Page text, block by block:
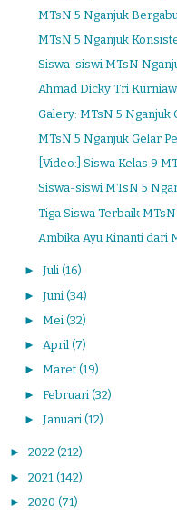
MTsN 5 Nganjuk
MTsN 5 Nganjuk
Siswa-siswi MTsN
Ahmad Dicky Tri
Galery: MTsN 5 Nganjuk
MTsN 5 Nganjuk Gelar
[Video:] Siswa Kelas 9
Siswa-siswi MTsN 5
Tiga Siswa Terbaik
Ambika Ayu Kinanti dari
► Juli (16)
► Juni (34)
► Mei (32)
► April (7)
► Maret (19)
► Februari (32)
► Januari (12)
► 2022 (212)
► 2021 (142)
► 2020 (71)